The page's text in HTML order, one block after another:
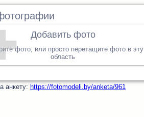
Добавить фото
фото, или просто перетащите фото в эту
область
анкету: https://fotomodeli.by/anketa/961